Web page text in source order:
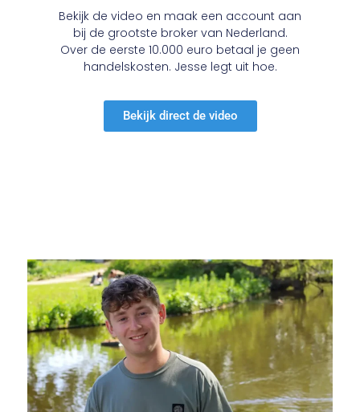
Bekijk de video en maak een account aan
bij de grootste broker van Nederland.
Over de eerste 10.000 euro betaal je geen
handelskosten. Jesse legt uit hoe.
Bekijk direct de video